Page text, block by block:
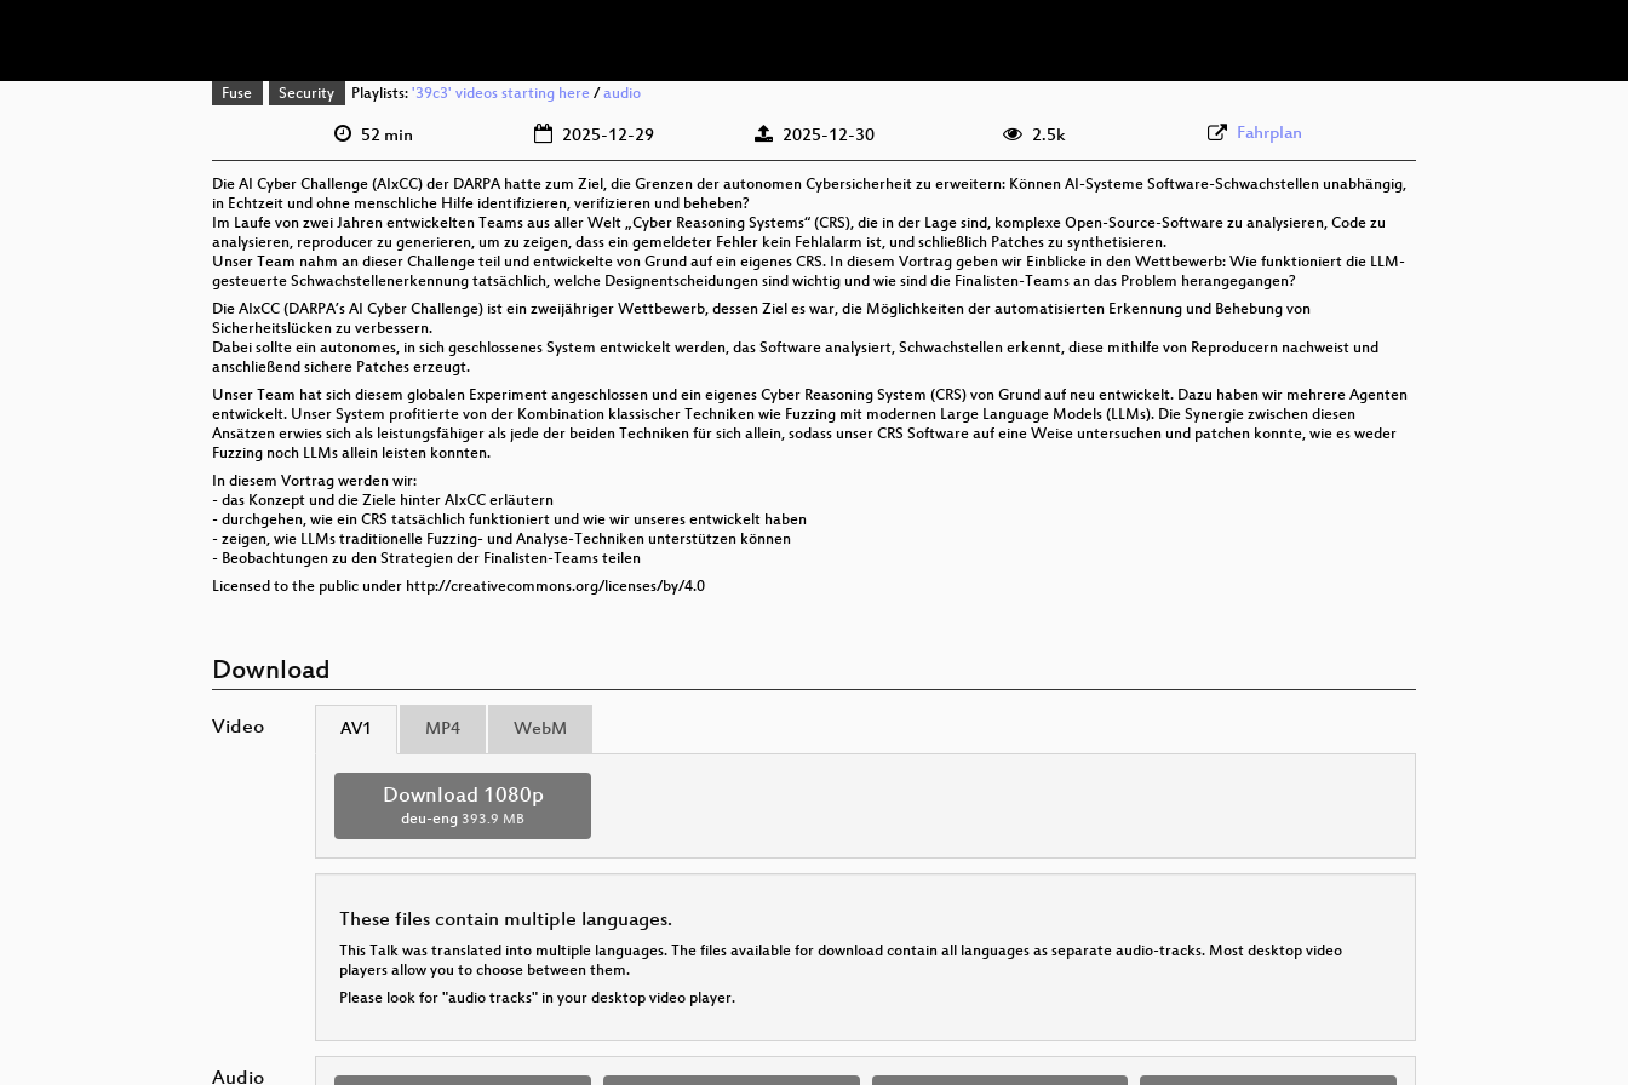
Fuse Security Playlists: '39c3' videos starting here/ audio
52 min 2025-12-29 2025-12-30 2.5k Fahrplan
Die AI Cyber Challenge (AIxCC) der DARPA hatte zum Ziel, die Grenzen der autonomen Cybersicherheit zu erweitern: Können AI-Systeme Software-Schwachstellen unabhängig,
in Echtzeit und ohne menschliche Hilfe identifizieren, verifizieren und beheben?
Im Laufe von zwei Jahren entwickelten Teams aus aller Welt „Cyber Reasoning Systems“ (CRS), die in der Lage sind, komplexe Open-Source-Software zu analysieren, Code zu
analysieren, reproducer zu generieren, um zu zeigen, dass ein gemeldeter Fehler kein Fehlalarm ist, und schließlich Patches zu synthetisieren.
Unser Team nahm an dieser Challenge teil und entwickelte von Grund auf ein eigenes CRS. In diesem Vortrag geben wir Einblicke in den Wettbewerb: Wie funktioniert die LLM-
gesteuerte Schwachstellenerkennung tatsächlich, welche Designentscheidungen sind wichtig und wie sind die Finalisten-Teams an das Problem herangegangen?
Die AIxCC (DARPA’s AI Cyber Challenge) ist ein zweijähriger Wettbewerb, dessen Ziel es war, die Möglichkeiten der automatisierten Erkennung und Behebung von
Sicherheitslücken zu verbessern.
Dabei sollte ein autonomes, in sich geschlossenes System entwickelt werden, das Software analysiert, Schwachstellen erkennt, diese mithilfe von Reproducern nachweist und
anschließend sichere Patches erzeugt.
Unser Team hat sich diesem globalen Experiment angeschlossen und ein eigenes Cyber Reasoning System (CRS) von Grund auf neu entwickelt. Dazu haben wir mehrere Agenten
entwickelt. Unser System profitierte von der Kombination klassischer Techniken wie Fuzzing mit modernen Large Language Models (LLMs). Die Synergie zwischen diesen
Ansätzen erwies sich als leistungsfähiger als jede der beiden Techniken für sich allein, sodass unser CRS Software auf eine Weise untersuchen und patchen konnte, wie es weder
Fuzzing noch LLMs allein leisten konnten.
In diesem Vortrag werden wir:
- das Konzept und die Ziele hinter AIxCC erläutern
- durchgehen, wie ein CRS tatsächlich funktioniert und wie wir unseres entwickelt haben
- zeigen, wie LLMs traditionelle Fuzzing- und Analyse-Techniken unterstützen können
- Beobachtungen zu den Strategien der Finalisten-Teams teilen
Licensed to the public under http://creativecommons.org/licenses/by/4.0
Download
Video AV1 MP4 WebM
Download 1080p
deu-eng 393.9 MB
These files contain multiple languages.
This Talk was translated into multiple languages. The files available for download contain all languages as separate audio-tracks. Most desktop video
players allow you to choose between them.
Please look for "audio tracks" in your desktop video player.
Audio